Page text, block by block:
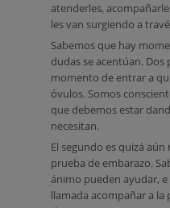
atenderles,
les van surgiendo a
Sabemos que hay
dudas se acentúan. Dos
momento de entrar a
óvulos. Somos
que debemos estar
necesitan.
El segundo es quizá
prueba de embarazo.
ánimo pueden ayudar,
llamada acompañar a